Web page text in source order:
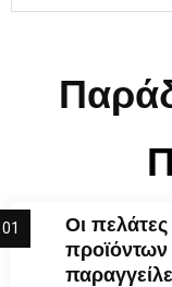
Οι
προϊόντων
01